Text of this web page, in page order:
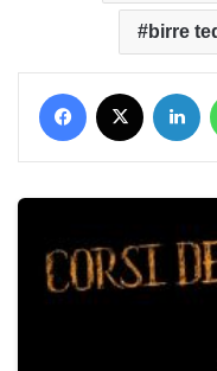
birre
Facebook